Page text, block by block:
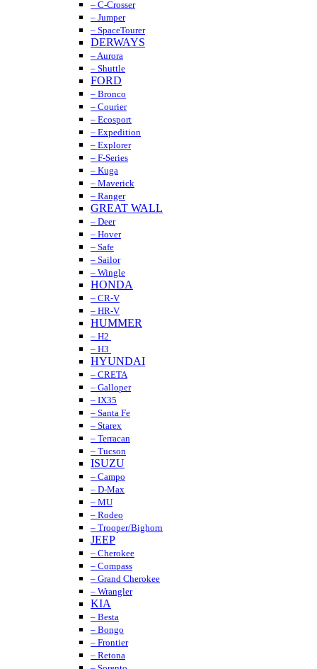
– C-Crosser
– Jumper
– SpaceTourer
DERWAYS
– Aurora
– Shuttle
FORD
– Bronco
– Courier
– Ecosport
– Expedition
– Explorer
– F-Series
– Kuga
– Maverick
– Ranger
GREAT WALL
– Deer
– Hover
– Safe
– Sailor
– Wingle
HONDA
– CR-V
– HR-V
HUMMER
– H2
– H3
HYUNDAI
– CRETA
– Galloper
– IX35
– Santa Fe
– Starex
– Terracan
– Tucson
ISUZU
– Campo
– D-Max
– MU
– Rodeo
– Trooper/Bighorn
JEEP
– Cherokee
– Compass
– Grand Cherokee
– Wrangler
KIA
– Besta
– Bongo
– Frontier
– Retona